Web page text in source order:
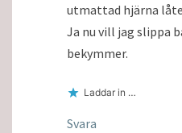
utmattad hjärna
Ja nu vill jag slippa
bekymmer.
Laddar in …
Svara